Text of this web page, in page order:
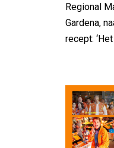
Regional
Gardena,
recept: